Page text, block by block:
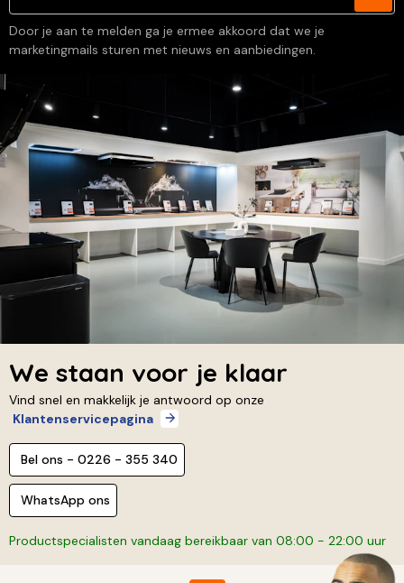
Door je aan te melden ga je ermee akkoord dat we je
marketingmails sturen met nieuws en aanbiedingen.
We staan voor je klaar
Vind snel en makkelijk je antwoord op onze
Klantenservicepagina
Bel ons - 0226 - 355 340
WhatsApp ons
Productspecialisten vandaag bereikbaar van 08:00 - 22:00 uur